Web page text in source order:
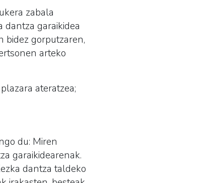
zabala
dantza garaikidea
bidez gorputzaren,
arteko
ateratzea;
du: Miren
garaikidearenak.
dantza taldeko